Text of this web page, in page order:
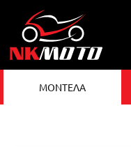
ΜΟΝΤΕΛΑ